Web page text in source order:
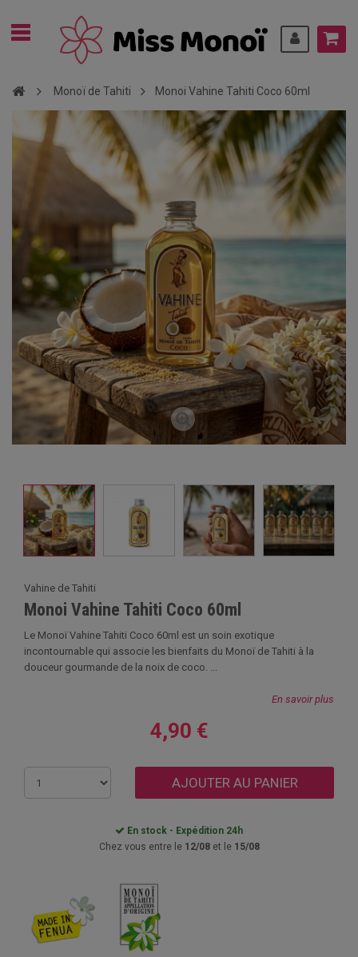
Monoï de Tahiti Monoi Vahine Tahiti Coco 60ml
Vahine de Tahiti
Monoi Vahine Tahiti Coco 60ml
Le Monoï Vahine Tahiti Coco 60ml est un soin exotique
incontournable qui associe les bienfaits du Monoï de Tahiti à la
douceur gourmande de la noix de coco. ...
En savoir plus
4,90 €
AJOUTER AU PANIER
En stock - Expédition 24h
Chez vous entre le 12/08et le 15/08